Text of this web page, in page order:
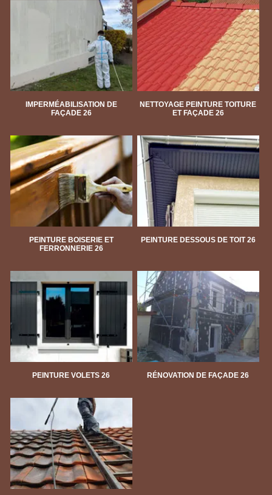
IMPERMÉABILISATION DE
FAÇADE 26
NETTOYAGE PEINTURE TOITURE
ET FAÇADE 26
PEINTURE BOISERIE ET
FERRONNERIE 26
PEINTURE DESSOUS DE TOIT 26
PEINTURE VOLETS 26 RÉNOVATION DE FAÇADE 26